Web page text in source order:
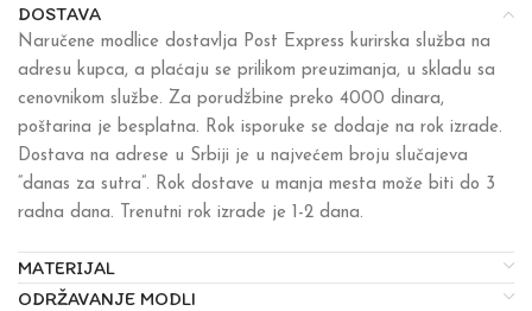
DOSTAVA
Naručene modlice dostavlja Post Express kurirska služba na
adresu kupca, a plaćaju se prilikom preuzimanja, u skladu sa
cenovnikom službe. Za porudžbine preko 4000 dinara,
poštarina je besplatna. Rok isporuke se dodaje na rok izrade.
Dostava na adrese u Srbiji je u najvećem broju slučajeva
“danas za sutra”. Rok dostave u manja mesta može biti do 3
radna dana. Trenutni rok izrade je 1-2 dana.
MATERIJAL
ODRŽAVANJE MODLI